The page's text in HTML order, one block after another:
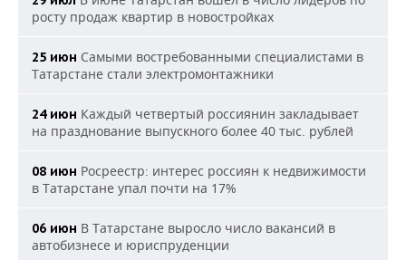
росту продаж квартир в новостройках
25 июн Самыми востребованными специалистами в
Татарстане стали электромонтажники
24 июн Каждый четвертый россиянин закладывает
на празднование выпускного более 40 тыс. рублей
08 июн Росреестр: интерес россиян к недвижимости
в Татарстане упал почти на 17%
06 июн В Татарстане выросло число вакансий в
автобизнесе и юриспруденции